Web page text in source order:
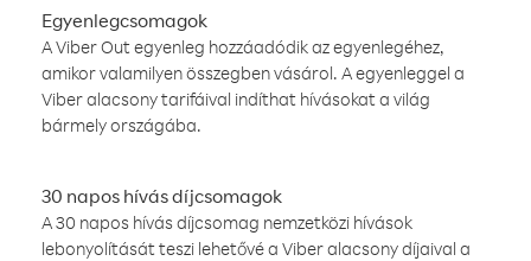
Egyenlegcsomagok
A Viber Out egyenleg hozzáadódik az egyenlegéhez,
amikor valamilyen összegben vásárol. A egyenleggel a
Viber alacsony tarifáival indíthat hívásokat a világ
bármely országába.
30 napos hívás díjcsomagok
A 30 napos hívás díjcsomag nemzetközi hívások
lebonyolítását teszi lehetővé a Viber alacsony díjaival a